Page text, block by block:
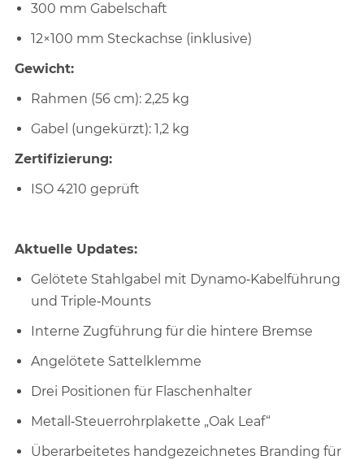
300 mm Gabelschaft
12×100 mm Steckachse (inklusive)
Gewicht:
Rahmen (56 cm): 2,25 kg
Gabel (ungekürzt): 1,2 kg
Zertifizierung:
ISO 4210 geprüft
Aktuelle Updates:
Gelötete Stahlgabel mit Dynamo‑Kabelführung
und Triple‑Mounts
Interne Zugführung für die hintere Bremse
Angelötete Sattelklemme
Drei Positionen für Flaschenhalter
Metall‑Steuerrohrplakette „Oak Leaf“
Überarbeitetes handgezeichnetes Branding für